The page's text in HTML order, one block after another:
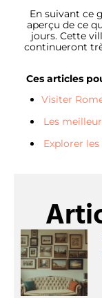
En suivant ce
aperçu de ce
jours. Cette
continueront
Ces articles
Visiter
Les
Explorer